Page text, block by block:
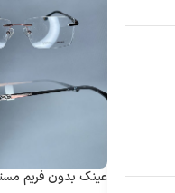
عینک بدون فریم